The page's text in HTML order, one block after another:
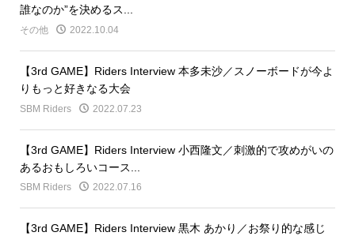
誰なのか”を決めるス...
その他 2022.10.04
【3rd GAME】Riders Interview 本多未沙／スノーボードが今よ
りもっと好きなる大会
SBM Riders 2022.07.23
【3rd GAME】Riders Interview 小西隆文／刺激的で攻めがいの
あるおもしろいコース...
SBM Riders 2022.07.16
【3rd GAME】Riders Interview 黒木 あかり／お祭り的な感じ